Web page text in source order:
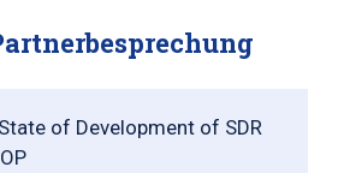
of Development of SDR